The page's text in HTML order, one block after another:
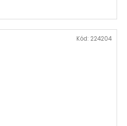
Kód: 224204